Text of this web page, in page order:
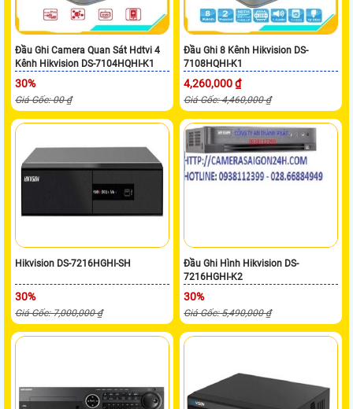
Đầu Ghi Camera Quan Sát Hdtvi 4
Kênh Hikvision DS-7104HQHI-K1
30%
Giá Gốc: 00 ₫
Đầu Ghi 8 Kênh Hikvision DS-
7108HQHI-K1
4,260,000 ₫
Giá Gốc: 4,460,000 ₫
Hikvision DS-7216HGHI-SH
30%
Giá Gốc: 7,000,000 ₫
Đầu Ghi Hình Hikvision DS-
7216HGHI-K2
30%
Giá Gốc: 5,490,000 ₫